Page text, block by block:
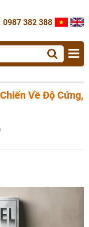
0987 382 388
Về Độ Cứng,